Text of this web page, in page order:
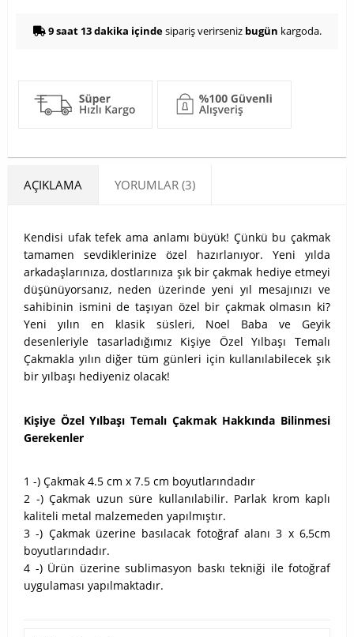
9 saat 13 dakika içindesipariş verirseniz bugün kargoda.
AÇIKLAMA YORUMLAR (3)
Kendisi ufak tefek ama anlamı büyük! Çünkü bu çakmak
tamamen sevdiklerinize özel hazırlanıyor. Yeni yılda
arkadaşlarınıza, dostlarınıza şık bir çakmak hediye etmeyi
düşünüyorsanız, neden üzerinde yeni yıl mesajınızı ve
sahibinin ismini de taşıyan özel bir çakmak olmasın ki?
Yeni yılın en klasik süsleri, Noel Baba ve Geyik
desenleriyle tasarladığımız Kişiye Özel Yılbaşı Temalı
Çakmakla yılın diğer tüm günleri için kullanılabilecek şık
bir yılbaşı hediyeniz olacak!
Kişiye Özel Yılbaşı Temalı Çakmak Hakkında Bilinmesi
Gerekenler
1 -) Çakmak 4.5 cm x 7.5 cm boyutlarındadır
2 -) Çakmak uzun süre kullanılabilir. Parlak krom kaplı
kaliteli metal malzemeden yapılmıştır.
3 -) Çakmak üzerine basılacak fotoğraf alanı 3 x 6,5cm
boyutlarındadır.
4 -) Ürün üzerine sublimasyon baskı tekniği ile fotoğraf
uygulaması yapılmaktadır.